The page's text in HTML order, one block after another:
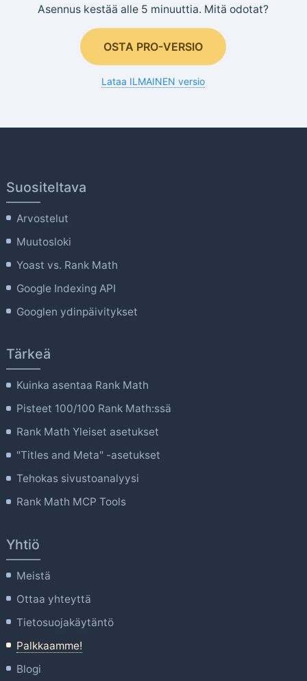
Asennus kestää alle 5 minuuttia. Mitä odotat?
OSTA PRO-VERSIO
Lataa ILMAINEN versio
Suositeltava
Arvostelut
Muutosloki
Yoast vs. Rank Math
Google Indexing API
Googlen ydinpäivitykset
Tärkeä
Kuinka asentaa Rank Math
Pisteet 100/100 Rank Math:ssä
Rank Math Yleiset asetukset
"Titles and Meta" -asetukset
Tehokas sivustoanalyysi
Rank Math MCP Tools
Yhtiö
Meistä
Ottaa yhteyttä
Tietosuojakäytäntö
Palkkaamme!
Blogi